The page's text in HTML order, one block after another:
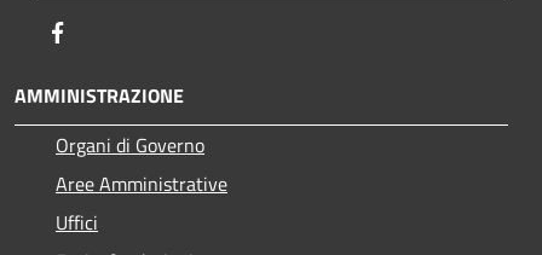
AMMINISTRAZIONE
Organi di Governo
Aree Amministrative
Uffici